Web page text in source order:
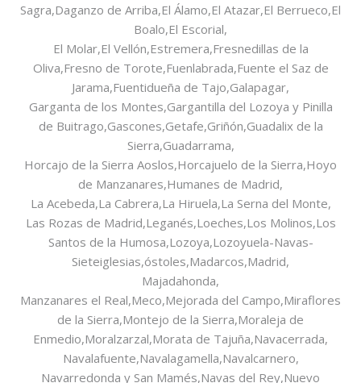
Sagra,Daganzo de Arriba,El Álamo,El Atazar,El Berrueco,El
Boalo,El Escorial,
El Molar,El Vellón,Estremera,Fresnedillas de la
Oliva,Fresno de Torote,Fuenlabrada,Fuente el Saz de
Jarama,Fuentidueña de Tajo,Galapagar,
Garganta de los Montes,Gargantilla del Lozoya y Pinilla
de Buitrago,Gascones,Getafe,Griñón,Guadalix de la
Sierra,Guadarrama,
Horcajo de la Sierra Aoslos,Horcajuelo de la Sierra,Hoyo
de Manzanares,Humanes de Madrid,
La Acebeda,La Cabrera,La Hiruela,La Serna del Monte,
Las Rozas de Madrid,Leganés,Loeches,Los Molinos,Los
Santos de la Humosa,Lozoya,Lozoyuela-Navas-
Sieteiglesias,óstoles,Madarcos,Madrid,
Majadahonda,
Manzanares el Real,Meco,Mejorada del Campo,Miraflores
de la Sierra,Montejo de la Sierra,Moraleja de
Enmedio,Moralzarzal,Morata de Tajuña,Navacerrada,
Navalafuente,Navalagamella,Navalcarnero,
Navarredonda y San Mamés,Navas del Rey,Nuevo